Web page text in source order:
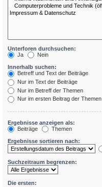
Unterforen durchsuchen:
Ja
Nein
Innerhalb suchen:
Betreff und Text der Beiträge
Nur im Text der Beiträge
Nur im Betreff der Themen
Nur im ersten Beitrag der Themen
Ergebnisse anzeigen als:
Beiträge
Themen
Ergebnisse sortieren nach:
Suchzeitraum begrenzen:
Die ersten: